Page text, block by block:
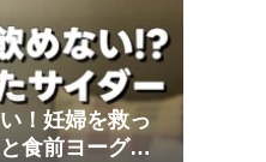
！妊婦を救っ
食前ヨーグル